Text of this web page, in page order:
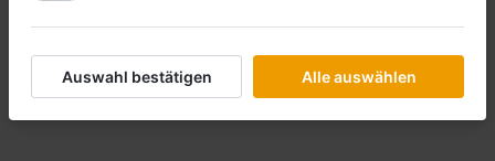
Auswahl bestätigen Alle auswählen